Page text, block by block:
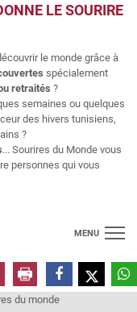
LE SOURIRE
le monde grâce à
spécialement
retraités ?
semaines ou quelques
des hivers tunisiens,
?
... Sourires du Monde vous
personnes qui vous
MENU